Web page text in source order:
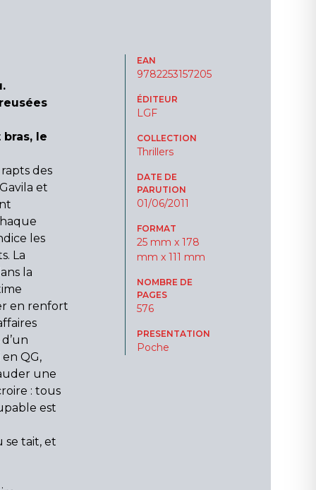
le
des
et
les
La
la
en renfort
QG,
une
: tous
est
se tait, et
EAN
9782253157205
ÉDITEUR
LGF
COLLECTION
Thrillers
DATE DE
PARUTION
01/06/2011
FORMAT
25 mm x 178
mm x 111 mm
NOMBRE DE
PAGES
576
PRESENTATION
Poche